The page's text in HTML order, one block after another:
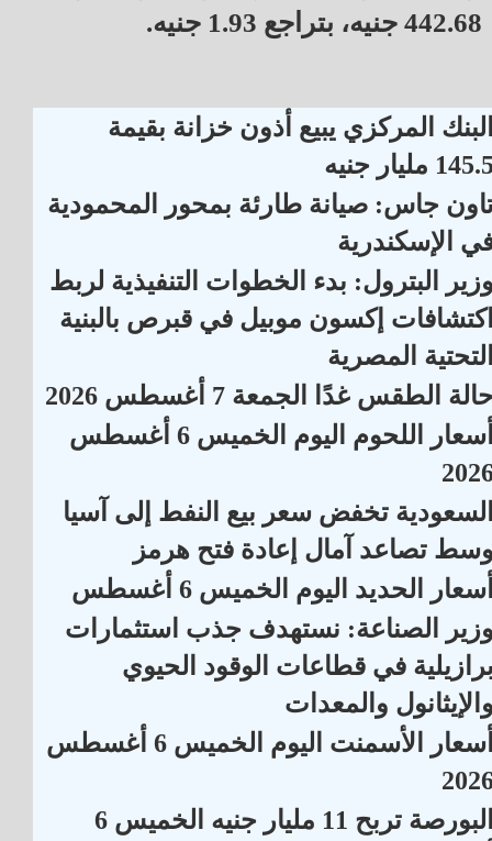
442.68 جنيه، بتراجع 1.93 جنيه.
المركزي يبيع أذون خزانة بقيمة
مليار جنيه
جاس: صيانة طارئة بمحور المحمودية
الإسكندرية
البترول: بدء الخطوات التنفيذية لربط
إكسون موبيل في قبرص بالبنية
المصرية
الطقس غدًا الجمعة 7 أغسطس 2026
أسعار اللحوم اليوم الخميس 6 أغسطس
تخفض سعر بيع النفط إلى آسيا
تصاعد آمال إعادة فتح هرمز
الحديد اليوم الخميس 6 أغسطس
الصناعة: نستهدف جذب استثمارات
في قطاعات الوقود الحيوي
والمعدات
أسعار الأسمنت اليوم الخميس 6 أغسطس
البورصة تربح 11 مليار جنيه الخميس 6